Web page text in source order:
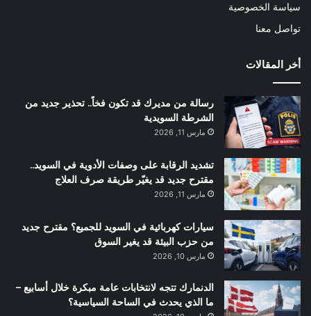
سياسة الخصوصية
تواصل معنا
أخر المقالات
رسالة من مديرك قد تكون فخاً.. تحذير جديد من
الشرطة السويدية
مارس 11, 2026
تشديد الرقابة على وصفات الأدوية في السويد..
مقترح جديد قد يغيّر طريقة صرف العلاج
مارس 11, 2026
سيارات كهربائية في السويد للجميع؟ مقترح جديد
من حزب البيئة قد يغير السوق
مارس 10, 2026
الدنمارك تتجه لانتخابات عامة مبكرة خلال أسابيع –
ما الذي يحدث في الساحة السياسية؟